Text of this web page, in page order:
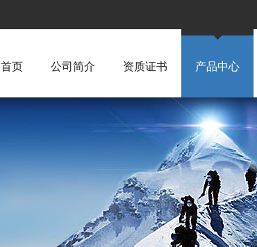
首页 公司简介 资质证书 产品中心